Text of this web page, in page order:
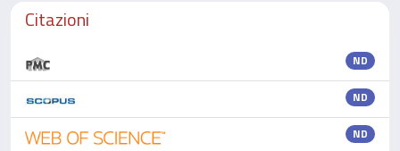
Citazioni
ND
ND
ND